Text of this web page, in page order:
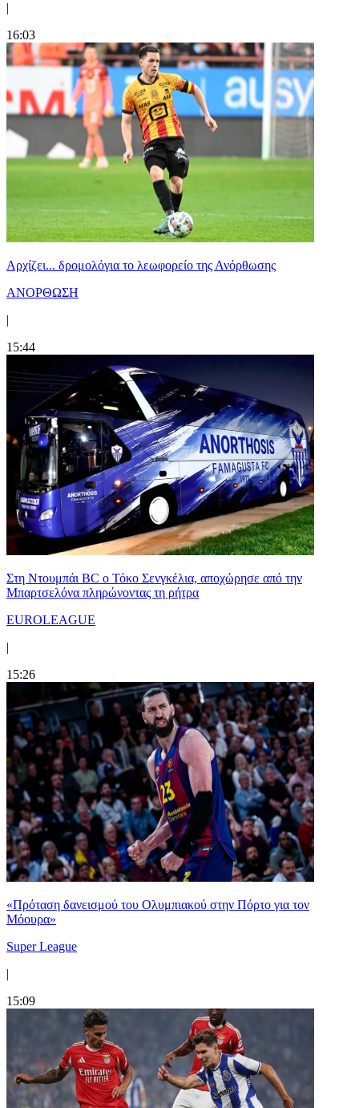
|
16:03
Αρχίζει... δρομολόγια το λεωφορείο της Ανόρθωσης
ΑΝΟΡΘΩΣΗ
|
15:44
Στη Nτουμπάι BC ο Τόκο Σενγκέλια, αποχώρησε από την
Μπαρτσελόνα πληρώνοντας τη ρήτρα
EUROLEAGUE
|
15:26
«Πρόταση δανεισμού του Ολυμπιακού στην Πόρτο για τον
Μόουρα»
Super League
|
15:09